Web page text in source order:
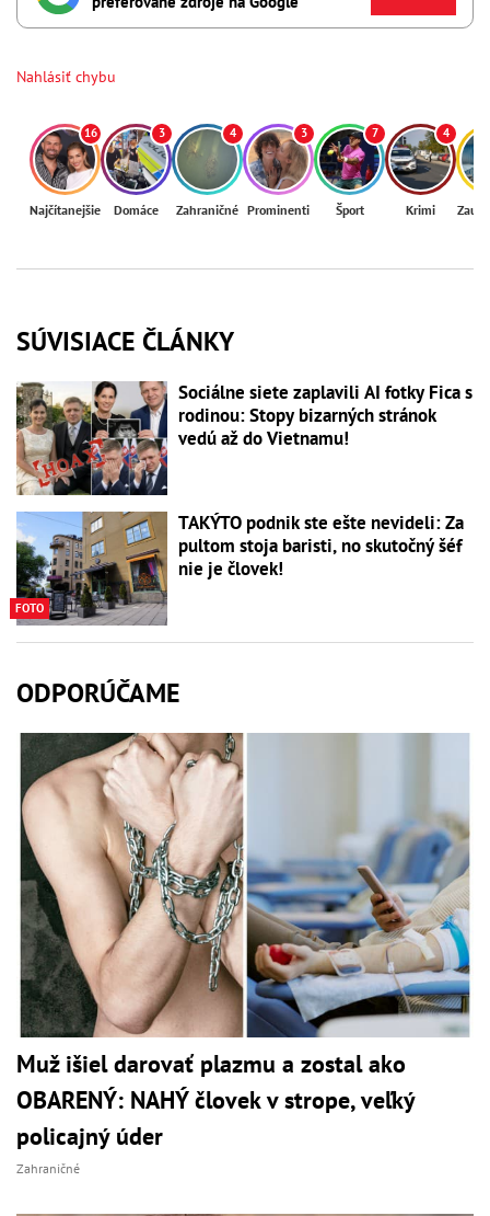
Nahlásiť chybu
16
Najčítanejšie
3
Domáce
4
Zahraničné
3
Prominenti
7
Šport
4
Krimi
SÚVISIACE ČLÁNKY
Sociálne siete zaplavili AI fotky Fica s
rodinou: Stopy bizarných stránok
vedú až do Vietnamu!
FOTO
TAKÝTO podnik ste ešte nevideli: Za
pultom stoja baristi, no skutočný šéf
nie je človek!
ODPORÚČAME
Muž išiel darovať plazmu a zostal ako
OBARENÝ: NAHÝ človek v strope, veľký
policajný úder
Zahraničné